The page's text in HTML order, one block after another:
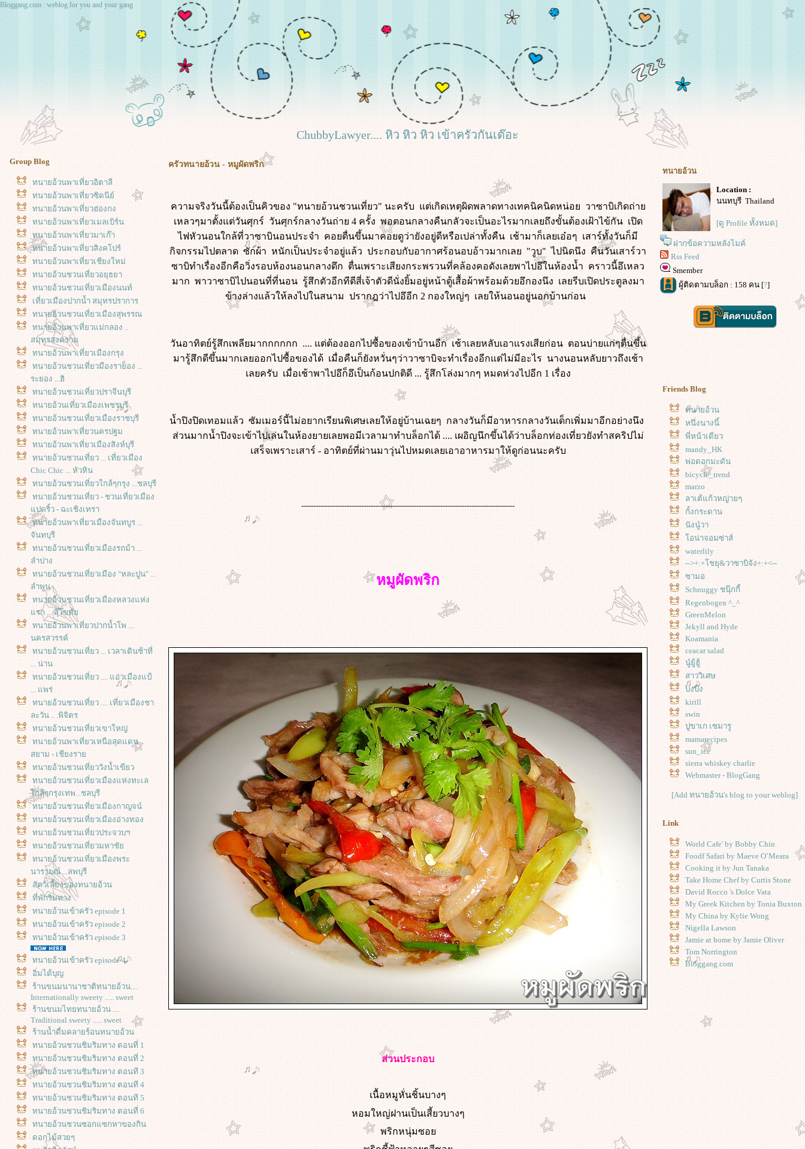
Bloggang.com : weblog for you and your gang
ChubbyLawyer.... หิว หิว หิว เข้าครัวกันเต๊อะ
Group Blog
ทนายอ้วนพาเที่ยวอิตาลี
ทนายอ้วนพาเที่ยวซิดนีย์
ทนายอ้วนพาเที่ยวฮ่องกง
ทนายอ้วนพาเที่ยวเมลเบิร์น
ทนายอ้วนพาเที่ยวมาเก๊า
ทนายอ้วนพาเที่ยวสิงคโปร์
ทนายอ้วนพาเที่ยวเชียงใหม่
ทนายอ้วนชวนเที่ยวอยุธยา
ทนายอ้วนชวนเที่ยวเมืองนนท์
เที่ยวเมืองปากน้ำ สมุทรปราการ
ทนายอ้วนชวนเที่ยวเมืองสุพรรณ
ทนายอ้วนพาเที่ยวแม่กลอง ..
สมุทรสงคราม
ทนายอ้วนพาเที่ยวเมืองกรุง
ทนายอ้วนชวนเที่ยวมืองราย็อง ...
ระยอง ...ฮิ
ทนายอ้วนชวนเที่ยวปราจีนบุรี
ทนายอ้วนเที่ยวเมืองเพชรบุรี
ทนายอ้วนชวนเที่ยวเมืองราชบุรี
ทนายอ้วนพาเที่ยวนครปฐม
ทนายอ้วนพาเที่ยวเมืองสิงห์บุรี
ทนายอ้วนชวนเที่ยว ... เที่ยวเมือง
Chic Chic ... หัวหิน
ทนายอ้วนชวนเที่ยวใกล้ๆกรุง ...ชลบุรี
ทนายอ้วนชวนเที่ยว - ชวนเที่ยวเมือง
ปดริ้ว - ฉะเชิงเทรา
ทนายอ้วนพาเที่ยวเมืองจันทบูร ...
จันทบุรี
ทนายอ้วนชวนเที่ยวเมืองรถม้า ...
ลำปาง
ทนายอ้วนชวนเที่ยวเมือง "หละปูน" ...
ลำพูน
ทนายอ้วนชวนเที่ยวเมืองหลวงแห่ง
รก ... สุ๊โขทั
ทนายอ้วนพาเที่ยวปากน้ำโพ ...
นครสวรรค์
ทนายอ้วนชวนเที่ยว ... เวลาเดินช้าที่
... น่าน
ทนายอ้วนชวนเที่ยว .... แอ่วเมืองแป้
... แพร่
ทนายอ้วนชวนเที่ยว .... เที่ยวเมืองชา
ละวัน .. .พิจิตร
ทนายอ้วนชวนเที่ยวเขาใหญ่
ทนายอ้วนพาเที่ยวเหนือสุดแดน
สยาม - เชียงรา
ทนายอ้วนชวนเที่ยววังน้ำเขียว
ทนายอ้วนชวนเที่ยวเมืองแห่งทะเล
กล้ๆกรุงเทพ...ชลบุรี
ทนายอ้วนชวนเที่ยวเมืองกาญจน์
ทนายอ้วนชวนเที่ยวเมืองอ่างทอง
ทนายอ้วนชวนเที่ยวประจวบฯ
ทนายอ้วนชวนเที่ยวมหาชั
ทนายอ้วนชวนเที่ยวเมืองพระ
นารายณ์ ...ลพบุรี
สัตว์เลี้ยงของทนายอ้วน
ที่พักริมทาง
ทนายอ้วนเข้าครัว episode 1
ทนายอ้วนเข้าครัว episode 2
ทนายอ้วนเข้าครัว episode 3
ทนายอ้วนเข้าครัว episode 4
อิ่มได้บุญ
ร้านขนมนานาชาติทนายอ้วน....
Internationally sweety ..... sweet
ร้านขนมไทยทนายอ้วน ....
Traditional sweety ..... sweet
ร้านน้ำดื่มคลายร้อนทนายอ้วน
ทนายอ้วนชวนชิมริมทาง ตอนที่ 1
ทนายอ้วนชวนชิมริมทาง ตอนที่ 2
ทนายอ้วนชวนชิมริมทาง ตอนที 3
ทนายอ้วนชวนชิมริมทาง ตอนที 4
ทนายอ้วนชวนชิมริมทาง ตอนที 5
ทนายอ้วนชวนชิมริมทาง ตอนที่ 6
ทนายอ้วนชวนซอกแซกหาของกิน
ดอกไม้สวยๆ
ครัวทนายอ้วน - หมูผัดพริก
ความจริงวันนี้ต้องเป็นคิวของ "ทนายอ้วนชวนเที่ยว" นะครับ แต่เกิดเหตุผิดพลาดทางเทคนิคนิดหน่อย วาซาบิเกิดถ่า
เหลวๆมาตั้งแต่วันศุกร์ วันศุกร์กลางวันถ่าย 4 ครั้ง พอตอนกลางคืนกลัวจะเป็นอะไรมากเลยถึงขั้นต้องเฝ้าไข้กัน เปิด
ไฟหัวนอนใกล้ที่วาซาบินอนประจำ คอยตื่นขึ้นมาคอยดูว่ายังอยู่ดีหรือเปล่าทั้งคืน เช้ามาก็เลยเอ๋อๆ เสาร์ทั้งวันก็มี
กิจกรรมไปตลาด ซักผ้า หนักเป็นประจำอยู่แล้ว ประกอบกับอากาศร้อนอบอ้าวมากเลย "วูบ" ไปนิดนึง คืนวันเสาร์วา
ซาบิทำเรื่องอีกคือวิ่งรอบห้องนอนกลางดึก ตื่นเพราะเสียงกระพรวนที่คล้องคอดังเลยพาไปอึในห้องน้ำ คราวนี้อึเหลว
มาก พาวาซาบิไปนอนที่ที่นอน รู้สึกตัวอีกทีตีสี่เจ้าตัวดีนั่งยิ้มอยู่หน้าตู้เสื้อผ้าพร้อมด้วยอึกองนึง เลยรีบเปิดประตูลงมา
ข้างล่างแล้วให้ลงไปในสนาม ปรากฎว่าไปอึอีก 2 กองใหญ่ๆ เลยให้นอนอยู่นอกบ้านก่อน
วันอาทิตย์รู้สึกเพลียมากกกกกก .... แต่ต้องออกไปซื้อของเข้าบ้านอีก เช้าเลยหลับเอาแรงเสียก่อน ตอนบ่ายแก่ๆตื่นขึ้น
มารู้สึกดีขึ้นมากเลยออกไปซื้อของได้ เมื่อคืนก็ยังหวั่นๆว่าวาซาบิจะทำเรื่องอีกแต่ไม่มีอะไร นางนอนหลับยาวถึงเช้า
เลยครับ เมื่อเช้าพาไปอึก็อึเป็นก้อนปกติดี ... รู้สึกโล่งมากๆ หมดห่วงไปอีก 1 เรื่อง
น้ำปิงปิดเทอมแล้ว ซัมเมอร์นี้ไม่อยากเรียนพิเศษเลยให้อยู่บ้านเฉยๆ กลางวันก็มีอาหารกลางวันเด็กเพิ่มมาอีกอย่างนึง
ส่วนมากน้ำปิงจะเข้าไปเล่นในห้องยายเลยพอมีเวลามาทำบล็อกได้ .... เผอิญนึกขึ้นได้ว่าบล็อกท่องเที่ยวยังทำสคริปไม่
เสร็จเพราะเสาร์ - อาทิตย์ที่ผ่านมาวุ่นไปหมดเลยเอาอาหารมาให้ดูก่อนนะครับ
-----------------------------------------------------------------------------------------
หมูผัดพริก
ส่วนประกอบ
เนื้อหมูหั่นชิ้นบางๆ
หอมใหญ่ฝานเป็นเสี้ยวบางๆ
พริกหนุ่มซอ
ทนายอ้วน
Location :
นนทบุรี Thailand
[ดู Profile ทั้งหมด]
ฝากข้อความหลังไมค์
Rss Feed
Smember
ผู้ติดตามบล็อก : 158 คน [?]
Friends Blog
ทนายอ้วน
หนึ่งนางนี้
พี่หน้าเดียว
mandy_HK
พ่อดอกมะดัน
bicycle_trend
marzo
ลาเต้แก้วหญ่ายๆ
กั้งกระดาน
นังนู๋วา
อน่าจอมซ่าส์
waterlily
-->+:+โชยุ&วาซาบิจัง+:+<--
ซามอ
Schnuggy ชนุ๊กกี้
Regenbogen ^_^
GreenMelon
Jekyll and Hyde
Koamania
ceacar salad
นู๋ยู้ฮู้
สาววิเศษ
บ่งบ๊ง
kirill
swin
ปูขาเก เซมารู
mamarecipes
sun_ice
sierra whiskey charlie
Webmaster - BlogGang
[Add ทนายอ้วน's blog to your weblog]
Link
World Cafe' by Bobby Chin
Foodf Safari by Maeve O’Meara
Cooking it by Jun Tanaka
Take Home Chef by Curtis Stone
David Rocco 's Dolce Vata
My Greek Kitchen by Tonia Buxton
My China by Kylie Wong
Nigella Lawson
Jamie at home by Jamie Oliver
Tom Norrington
Bloggang.com